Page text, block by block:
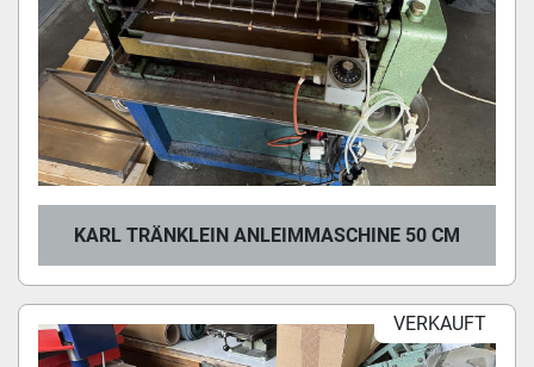
KARL TRÄNKLEIN ANLEIMMASCHINE 50 CM
VERKAUFT